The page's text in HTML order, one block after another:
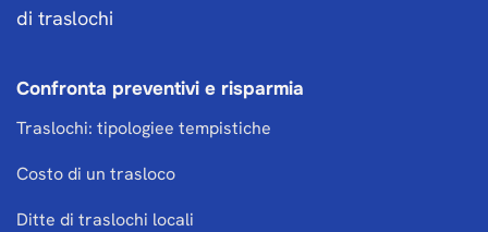
di traslochi
Confronta preventivi e risparmia
Traslochi: tipologiee tempistiche
Costo di un trasloco
Ditte di traslochi locali